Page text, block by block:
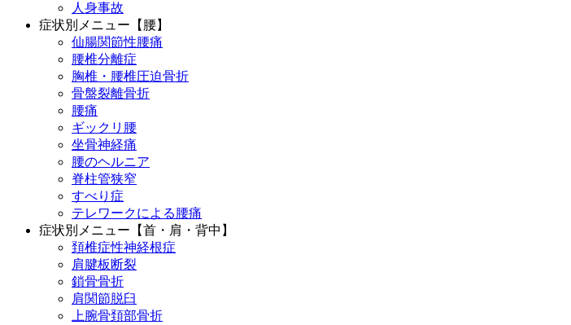
人身事故
症状別メニュー【腰】
仙腸関節性腰痛
腰椎分離症
胸椎・腰椎圧迫骨折
骨盤裂離骨折
腰痛
ギックリ腰
坐骨神経痛
腰のヘルニア
脊柱管狭窄
すべり症
テレワークによる腰痛
症状別メニュー【首・肩・背中】
頚椎症性神経根症
肩腱板断裂
鎖骨骨折
肩関節脱臼
上腕骨頚部骨折